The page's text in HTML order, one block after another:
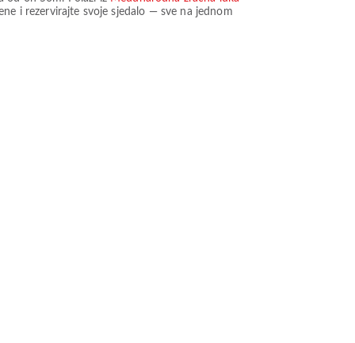
i rezervirajte svoje sjedalo — sve na jednom